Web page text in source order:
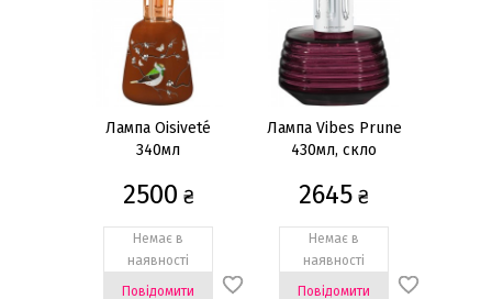
Лампа Oisiveté
340мл
2500 ₴
Немає в
наявності
Повідомити
Лампа Vibes Prune
430мл, скло
2645 ₴
Немає в
наявності
Повідомити